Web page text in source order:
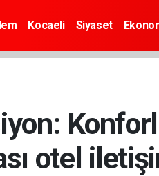
Kocaeli Siyaset
otel